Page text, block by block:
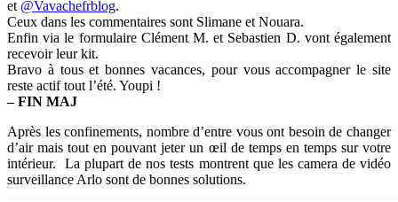
et @Vavachefrblog.
Ceux dans les commentaires sont Slimane et Nouara.
Enfin via le formulaire Clément M. et Sebastien D. vont également
recevoir leur kit.
Bravo à tous et bonnes vacances, pour vous accompagner le site
reste actif tout l’été. Youpi !
– FIN MAJ
Après les confinements, nombre d’entre vous ont besoin de changer
d’air mais tout en pouvant jeter un œil de temps en temps sur votre
intérieur. La plupart de nos tests montrent que les camera de vidéo
surveillance Arlo sont de bonnes solutions.